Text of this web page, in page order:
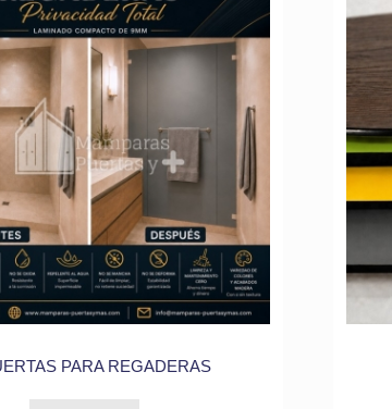
PARA REGADERAS